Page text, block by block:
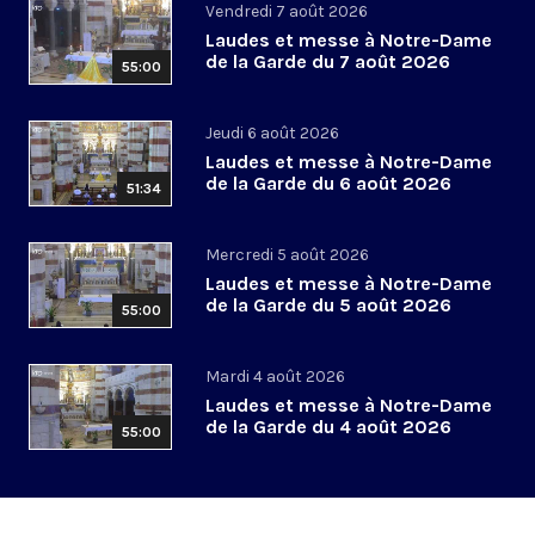
55:00
Vendredi 7 août 2026
Laudes et messe à Notre-Dame
de la Garde du 7 août 2026
51:34
Jeudi 6 août 2026
Laudes et messe à Notre-Dame
de la Garde du 6 août 2026
55:00
Mercredi 5 août 2026
Laudes et messe à Notre-Dame
de la Garde du 5 août 2026
55:00
Mardi 4 août 2026
Laudes et messe à Notre-Dame
de la Garde du 4 août 2026